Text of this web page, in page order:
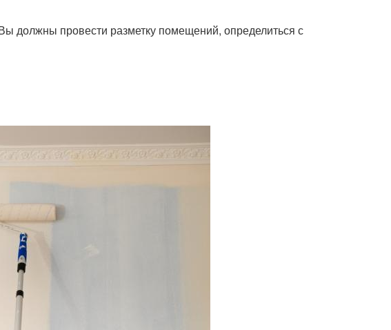
должны провести разметку помещений, определиться с